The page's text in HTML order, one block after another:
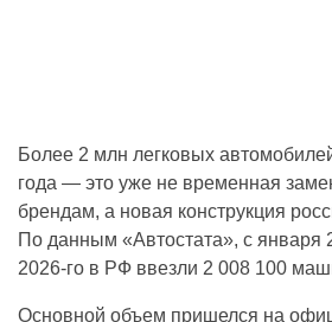
Более 2 млн легковых
года — это уже не временная
брендам, а новая конструкция
По данным «Автостата», с января
2026-го в РФ ввезли 2 008 100
Основной объем пришелся на